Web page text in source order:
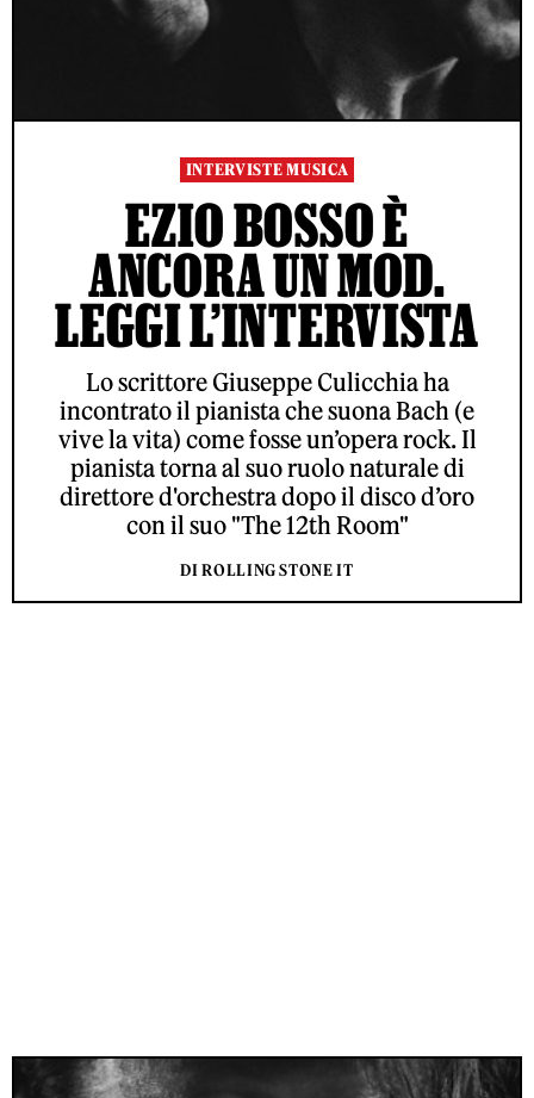
INTERVISTE MUSICA
EZIO BOSSO È
ANCORA UN MOD.
LEGGI L’INTERVISTA
Lo scrittore Giuseppe Culicchia ha
incontrato il pianista che suona Bach (e
vive la vita) come fosse un’opera rock. Il
pianista torna al suo ruolo naturale di
direttore d'orchestra dopo il disco d’oro
con il suo "The 12th Room"
DI ROLLING STONE IT